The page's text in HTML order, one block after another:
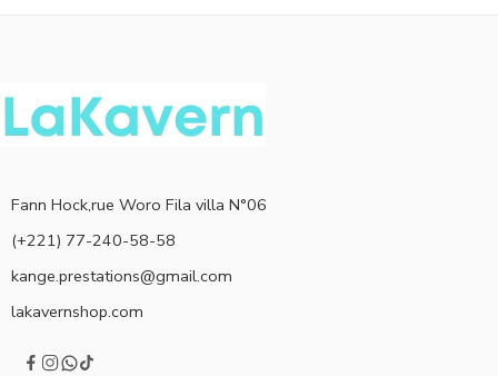
Fann Hock,rue Woro Fila villa N°06
(+221) 77-240-58-58
kange.prestations@gmail.com
lakavernshop.com